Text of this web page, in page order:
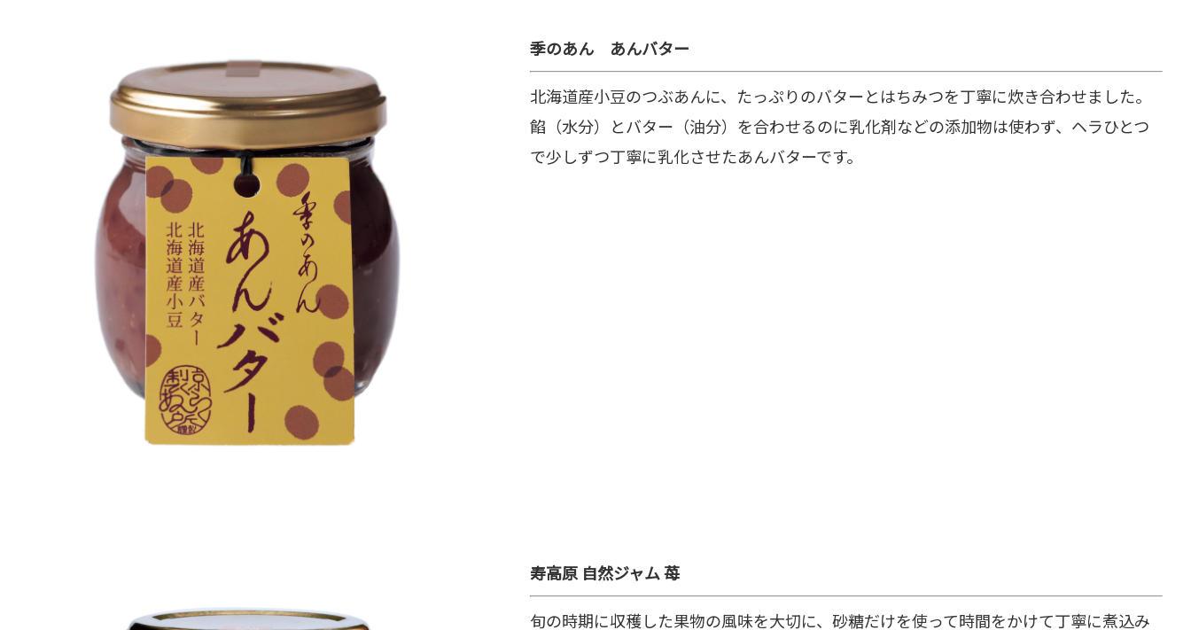
季のあん あんバター
北海道産小豆のつぶあんに、たっぷりのバターとはちみつを丁寧に炊き合わせました。
餡（水分）とバター（油分）を合わせるのに乳化剤などの添加物は使わず、ヘラひとつ
で少しずつ丁寧に乳化させたあんバターです。
寿高原 自然ジャム 苺
旬の時期に収穫した果物の風味を大切に、砂糖だけを使って時間をかけて丁寧に煮込み